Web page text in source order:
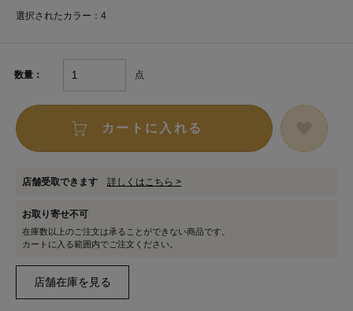
選択されたカラー：4
数量： 点
カートに入れる
店舗受取できます 詳しくはこちら >
お取り寄せ不可
在庫数以上のご注文は承ることができない商品です。
カートに入る範囲内でご注文ください。